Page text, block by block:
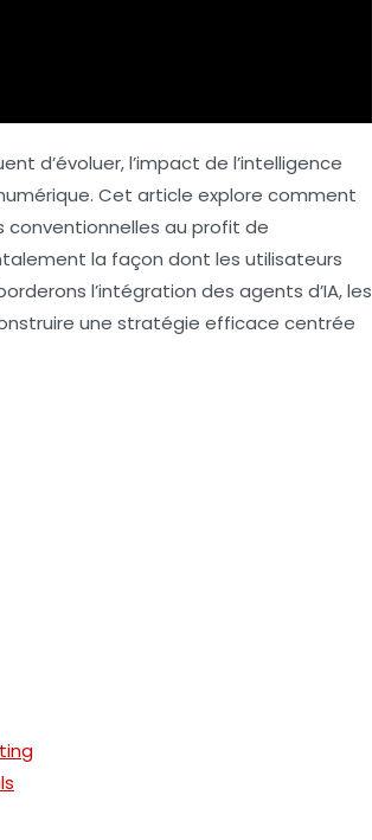
d’évoluer, l’impact de l’intelligence
Cet article explore comment
conventionnelles au profit de
la façon dont les utilisateurs
l’intégration des agents d’IA, les
une stratégie efficace centrée